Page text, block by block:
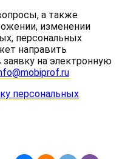
а также
изменении
персональных
направить
на электронную
персональных